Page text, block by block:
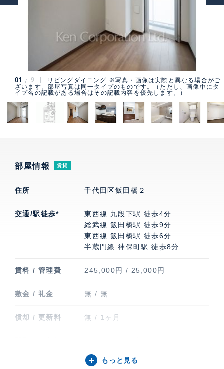
01 9
リビングダイニング ※写真・画像は実際と異なる場合がご
ざいます。部屋写真は同一タイプのものです。（ただし、画像中にタ
イプ名の記載がある場合はその記載内容を優先します。）
部屋情報 賃貸
住所 千代田区飯田橋２
交通/駅徒歩*
東西線 九段下駅 徒歩4分
総武線 飯田橋駅 徒歩9分
東西線 飯田橋駅 徒歩6分
半蔵門線 神保町駅 徒歩8分
賃料 / 管理費 245,000円 / 25,000円
敷金 / 礼金 無 / 無
償却 / 更新料 無 / 1ヶ月
41.32㎡ (12.49坪)
もっと見る